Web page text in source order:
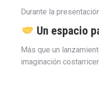
Durante la
Un espacio
Más que un
imaginación